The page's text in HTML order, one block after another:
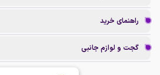
راهنمای خرید
گجت و لوازم جانبی